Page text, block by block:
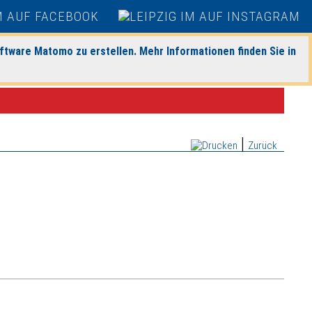
Matomo zu erstellen. Mehr Informationen finden Sie in
Zurück